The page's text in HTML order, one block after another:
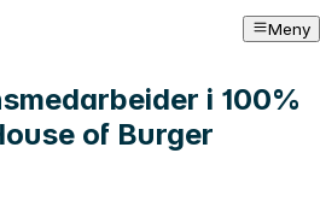
Meny
i 100%
of Burger